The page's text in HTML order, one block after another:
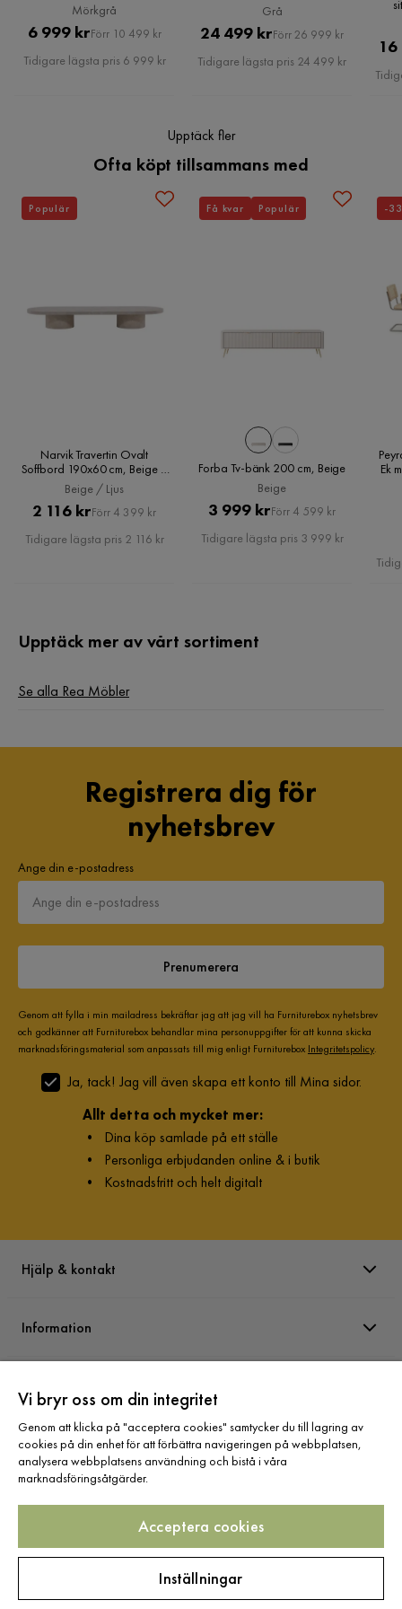
Mörkgrå
Pris
6 999 krOriginal
Pris
Förr 10 499 kr
Tidigare lägsta pris 6 999 kr
Grå
Pris
24 499 krOriginal
Pris
Förr 26 999 kr
Tidigare lägsta pris 24 499 kr
Upptäck fler
Ofta köpt tillsammans med
Narvik Travertin Ovalt
Soffbord 190x60 cm, Beige /
Ljus
Beige / Ljus
Pris
2 116 krOriginal
Pris
Förr 4 399 kr
Tidigare lägsta pris 2 116 kr
Populär
Forba Tv-bänk 200 cm, Beige
Beige
Pris
3 999 krOriginal
Pris
Förr 4 599 kr
Tidigare lägsta pris 3 999 kr
Få kvar Populär
Ek
-
Upptäck mer av vårt sortiment
Se alla Rea Möbler
Registrera dig för
nyhetsbrev
Ange din e-postadress
Prenumerera
Genom att fylla i min mailadress bekräftar jag att jag vill ha Furniturebox nyhetsbrev
och godkänner att Furniturebox behandlar mina personuppgifter för att kunna skicka
marknadsföringsmaterial som anpassats till mig enligt Furniturebox Integritetspolicy.
Ja, tack! Jag vill även skapa ett konto till Mina sidor.
Allt detta och mycket mer:
• Dina köp samlade på ett ställe
• Personliga erbjudanden online & i butik
• Kostnadsfritt och helt digitalt
Hjälp & kontakt
Information
Sortiment
Följ oss
Vi bryr oss om din integritet
Genom att klicka på "acceptera cookies" samtycker du till lagring av
cookies på din enhet för att förbättra navigeringen på webbplatsen,
analysera webbplatsens användning och bistå i våra
marknadsföringsåtgärder.
Acceptera cookies
Inställningar